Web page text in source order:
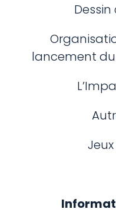
lancement